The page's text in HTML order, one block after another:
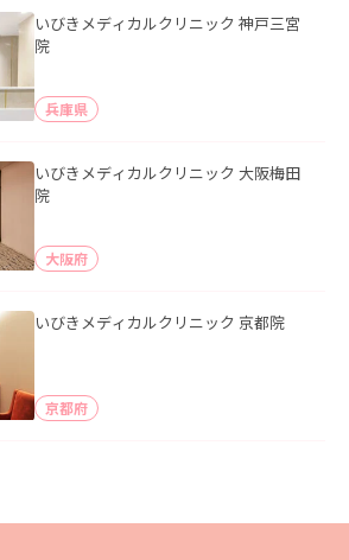
いびきメディカルクリニック 神戸三宮
院
兵庫県
いびきメディカルクリニック 大阪梅田
院
大阪府
いびきメディカルクリニック 京都院
京都府